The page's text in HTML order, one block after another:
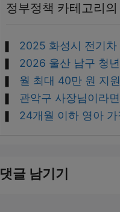
정부정책 카테고리
2025 화성시 전기차
2026 울산 남구 청
월 최대 40만 원 지
관악구 사장님이라
24개월 이하 영아
댓글 남기기